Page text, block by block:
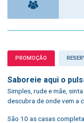
PROMOÇÃO
Saboreie aqui o
Simples, rude e mãe,
descubra de onde vem a
São 10 as casas